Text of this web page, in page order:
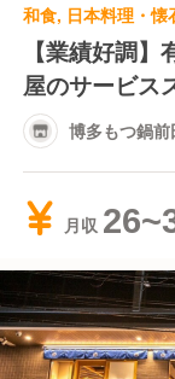
【業績好調
屋のサービス
博多もつ鍋
月収